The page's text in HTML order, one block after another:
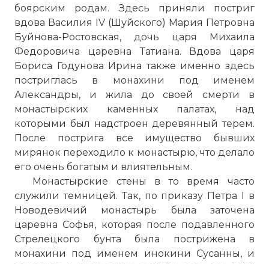
боярским родам. Здесь приняли постриг
вдова Василия IV (Шуйского) Мария Петровна
Буйнова-Ростовская, дочь царя Михаила
Федоровича царевна Татиана. Вдова царя
Бориса Годунова Ирина также именно здесь
постриглась в монахини под именем
Александры, и жила до своей смерти в
монастырских каменных палатах, над
которыми был надстроен деревянный терем.
После пострига все имущество бывших
мирянок переходило к монастырю, что делало
его очень богатым и влиятельным.
Монастырские стены в то время часто
служили темницей. Так, по приказу Петра I в
Новодевичий монастырь была заточена
царевна Софья, которая после подавленного
Стрелецкого бунта была пострижена в
монахини под именем инокини Сусанны, и